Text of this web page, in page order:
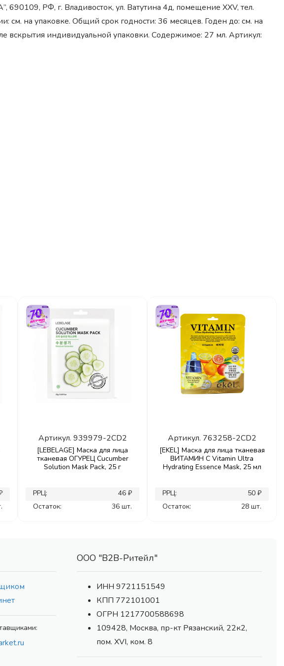
РФ, г. Владивосток, ул. Ватутина 4д, помещение XXV, тел.
см. на упаковке. Общий срок годности: 36 месяцев. Годен до: см. на
вскрытия индивидуальной упаковки. Содержимое: 27 мл. Артикул:
Артикул. 939979-2CD2
[LEBELAGE] Маска для лица
тканевая ОГУРЕЦ Cucumber
Solution Mask Pack, 25 г
РРЦ:
46 ₽
Остаток:
36 шт.
Артикул. 763258-2CD2
[EKEL] Маска для лица тканевая
ВИТАМИН С Vitamin Ultra
Hydrating Essence Mask, 25 мл
РРЦ:
50 ₽
Остаток:
28 шт.
ООО "В2В-Ритейл"
ИНН 9721151549
КПП 772101001
ОГРН 1217700588698
109428, Москва, пр-кт Рязанский, 22к2,
пом. XVI, ком. 8